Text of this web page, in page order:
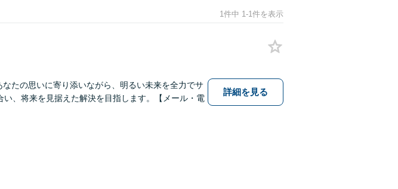
1件中 1-1件を表示
たの思いに寄り添いながら、明るい未来を全力でサ
、将来を見据えた解決を目指します。【メール・電
詳細を見る